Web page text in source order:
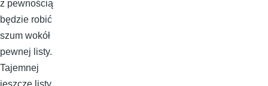
z pewnością
będzie robić
szum wokół
pewnej listy.
Tajemnej